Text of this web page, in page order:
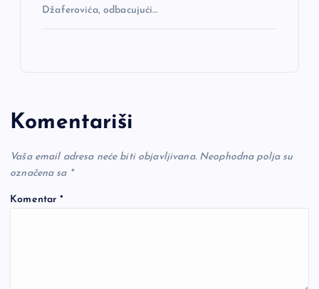
Džaferovića, odbacujući…
Komentariši
Vaša email adresa neće biti objavljivana. Neophodna polja su
označena sa *
Komentar*